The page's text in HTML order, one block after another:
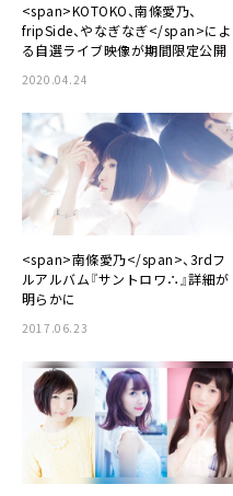
<span>KOTOKO、南條愛乃、
fripSide、やなぎなぎ</span>によ
る自選ライブ映像が期間限定公開
2020.04.24
<span>南條愛乃</span>、3rdフ
ルアルバム『サントロワ∴』詳細が
明らかに
2017.06.23